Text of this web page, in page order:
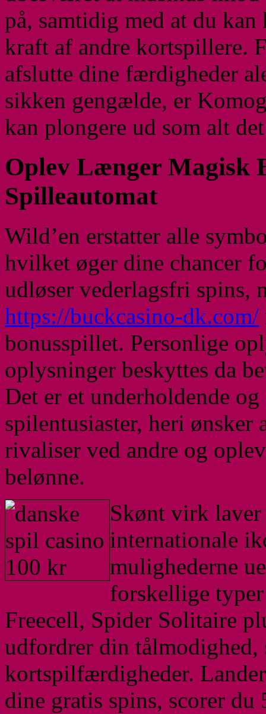
på, samtidig med at du
kraft af andre kortspillere.
afslutte dine færdigheder
sikken gengælde, er
kan plongere ud som alt
Oplev Længer Magisk
Spilleautomat
Wild’en erstatter alle
hvilket øger dine chancer
udløser vederlagsfri spins,
https://buckcasino-dk.com/
bonusspillet. Personlige
oplysninger beskyttes da
Det er et underholdende
spilentusiaster, heri
rivaliser ved andre og
belønne.
Skønt virk
internationale
mulighederne
forskellige
Freecell, Spider Solitaire
udfordrer din
kortspilfærdigheder.
dine gratis spins, scorer